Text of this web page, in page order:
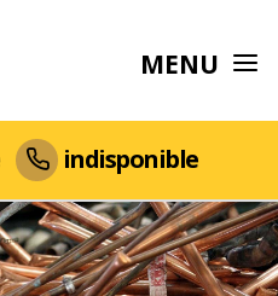
MENU
indisponible